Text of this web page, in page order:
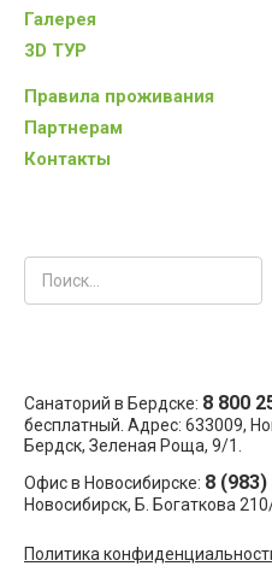
Галерея
3D ТУР
Правила проживания
Партнерам
Контакты
Санаторий в Бердске: 8 800
бесплатный. Адрес: 633009,
Бердск, Зеленая Роща, 9/1
Офис в Новосибирске: 8
Новосибирск, Б. Богаткова
Политика